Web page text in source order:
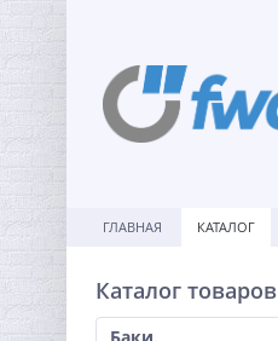
ГЛАВНАЯ КАТАЛОГ
Каталог товаров